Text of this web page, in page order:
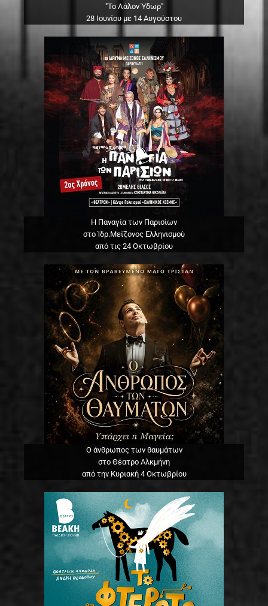
"Το Λάλον Ύδωρ"
28 Ιουνίου με 14 Αυγούστου
Η Παναγία των Παρισίων
στο Ίδρ.Μείζονος Ελληνισμού
από τις 24 Οκτωβρίου
Ο άνθρωπος των θαυμάτων
στο Θέατρο Αλκμήνη
από την Κυριακή 4 Οκτωβρίου